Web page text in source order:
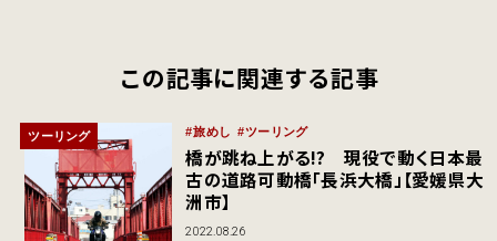
この記事に関連する記事
ツーリング 旅めし ツーリング
橋が跳ね上がる!? 現役で動く日本最
古の道路可動橋「長浜大橋」【愛媛県大
洲市】
2022.08.26